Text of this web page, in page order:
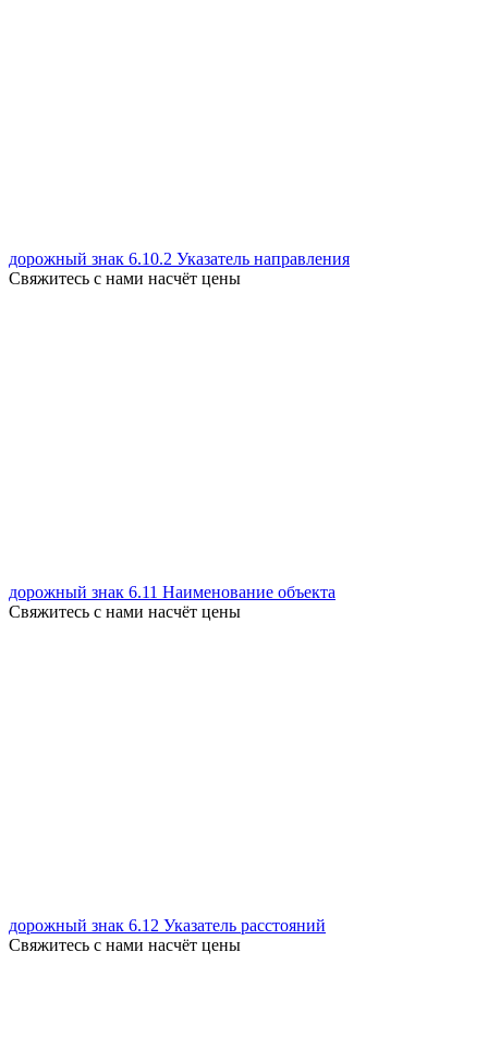
дорожный знак 6.10.2 Указатель направления
Свяжитесь с нами насчёт цены
дорожный знак 6.11 Наименование объекта
Свяжитесь с нами насчёт цены
дорожный знак 6.12 Указатель расстояний
Свяжитесь с нами насчёт цены